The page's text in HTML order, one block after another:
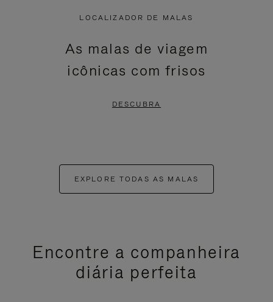
LOCALIZADOR DE MALAS
As malas de viagem
icônicas com frisos
DESCUBRA
EXPLORE TODAS AS MALAS
Encontre a companheira
diária perfeita